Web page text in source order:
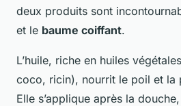
deux produits sont
et le baume coiffant.
L’huile, riche en huiles
coco, ricin), nourrit le poil et la
Elle s’applique après la